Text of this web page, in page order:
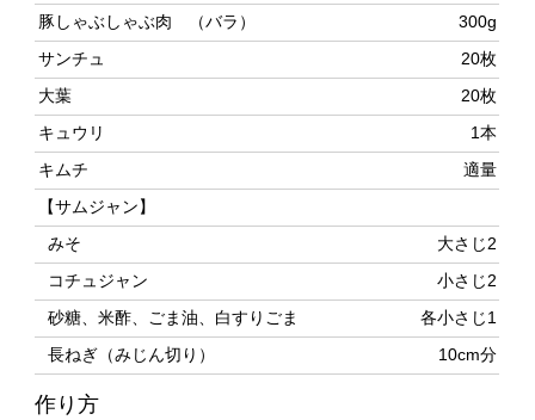
キュウリ
キムチ
【サムジャン】
みそ
コチュジャン 小さじ2
砂糖、米酢、ごま油、白すりごま 各小さじ1
長ねぎ（みじん切り） 10cm分
作り方
鍋にたっぷりの湯を沸かして弱火にし、酒（分量外、湯1
リットルに大さじ1程度）を入れる。豚肉を3、4枚ずつ入
キッチンペーパーを敷いたバットに取り出し、冷ます。